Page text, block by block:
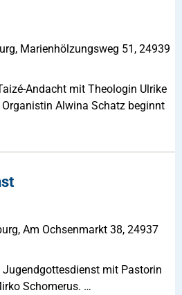
Marienhölzungsweg 51, 24939
Andacht mit Theologin Ulrike
Alwina Schatz beginnt
Am Ochsenmarkt 38, 24937
mit Pastorin
Schomerus. …